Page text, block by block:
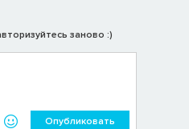
заново :)
Опубликовать